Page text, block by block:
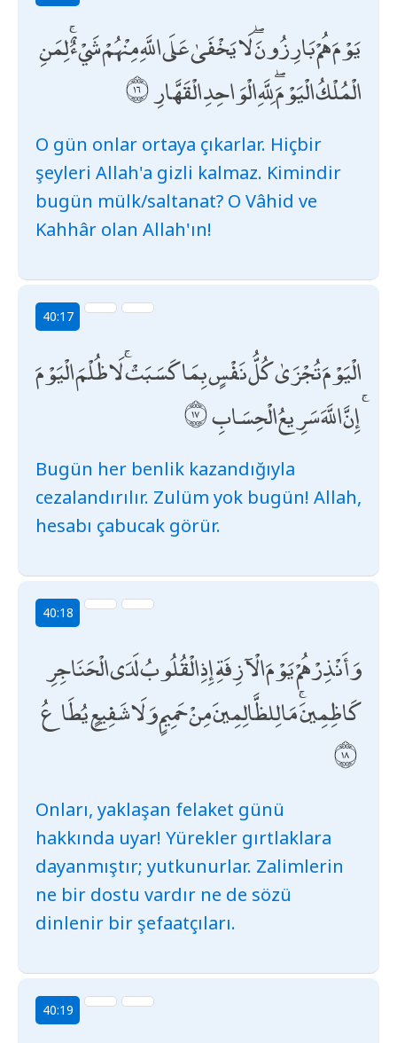
يَوْمَ هُمْ بَارِزُونَ ۖ لَا يَخْفَىٰ عَلَى اللَّهِ مِنْهُمْ شَيْءٌ ۚ لِمَنِ
الْمُلْكُ الْيَوْمَ ۖ لِلَّهِ الْوَاحِدِ الْقَهَّارِ
O gün onlar ortaya çıkarlar. Hiçbir
şeyleri Allah'a gizli kalmaz. Kimindir
bugün mülk/saltanat? O Vâhid ve
Kahhâr olan Allah'ın!
40:17
الْيَوْمَ تُجْزَىٰ كُلُّ نَفْسٍ بِمَا كَسَبَتْ ۚ لَا ظُلْمَ الْيَوْمَ
ۚ إِنَّ اللَّهَ سَرِيعُ الْحِسَابِ
Bugün her benlik kazandığıyla
cezalandırılır. Zulüm yok bugün! Allah,
hesabı çabucak görür.
40:18
وَأَنْذِرْهُمْ يَوْمَ الْآزِفَةِ إِذِ الْقُلُوبُ لَدَى الْحَنَاجِرِ
كَاظِمِينَ ۚ مَا لِلظَّالِمِينَ مِنْ حَمِيمٍ وَلَا شَفِيعٍ يُطَاعُ
Onları, yaklaşan felaket günü
hakkında uyar! Yürekler gırtlaklara
dayanmıştır; yutkunurlar. Zalimlerin
ne bir dostu vardır ne de sözü
dinlenir bir şefaatçıları.
40:19